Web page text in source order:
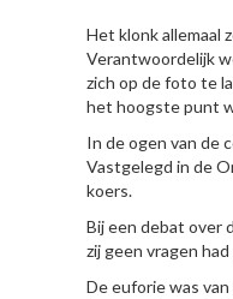
Het klonk allemaal
Verantwoordelijk
zich op de foto te
het hoogste punt
In de ogen van de
Vastgelegd in de
koers.
Bij een debat over
zij geen vragen
De euforie was